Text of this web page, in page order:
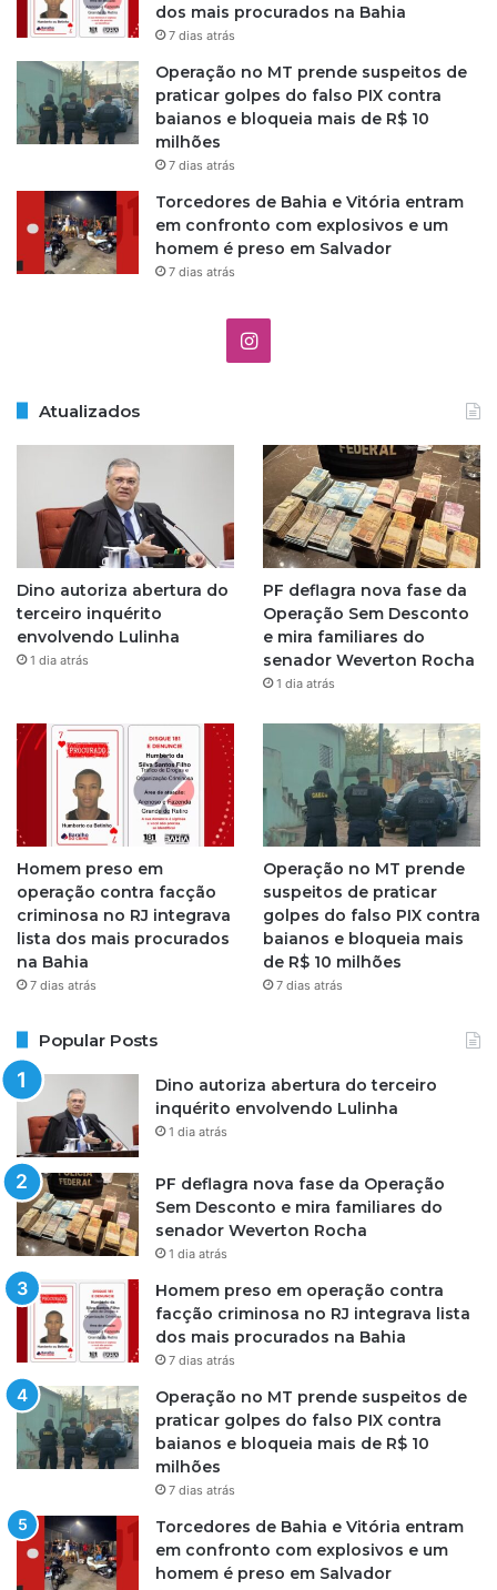
dos mais procurados na Bahia
7 dias atrás
Operação no MT prende suspeitos de
praticar golpes do falso PIX contra
baianos e bloqueia mais de R$ 10
milhões
7 dias atrás
Torcedores de Bahia e Vitória entram
em confronto com explosivos e um
homem é preso em Salvador
7 dias atrás
I
t
a
g
r
m
Atualizados
Dino autoriza abertura do
terceiro inquérito
envolvendo Lulinha
1 dia atrás
PF deflagra nova fase da
Operação Sem Desconto
e mira familiares do
senador Weverton Rocha
1 dia atrás
Homem preso em
operação contra facção
criminosa no RJ integrava
lista dos mais procurados
na Bahia
7 dias atrás
Operação no MT prende
suspeitos de praticar
golpes do falso PIX contra
baianos e bloqueia mais
de R$ 10 milhões
7 dias atrás
Popular Posts
Dino autoriza abertura do terceiro
inquérito envolvendo Lulinha
1 dia atrás
PF deflagra nova fase da Operação
Sem Desconto e mira familiares do
senador Weverton Rocha
1 dia atrás
Homem preso em operação contra
facção criminosa no RJ integrava lista
dos mais procurados na Bahia
7 dias atrás
Operação no MT prende suspeitos de
praticar golpes do falso PIX contra
baianos e bloqueia mais de R$ 10
milhões
7 dias atrás
Torcedores de Bahia e Vitória entram
em confronto com explosivos e um
homem é preso em Salvador